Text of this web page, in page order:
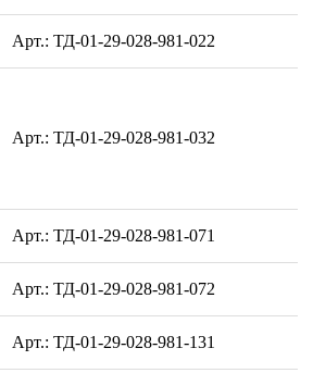
ТД-01-29-028-981-022
ТД-01-29-028-981-032
ТД-01-29-028-981-071
ТД-01-29-028-981-072
ТД-01-29-028-981-131